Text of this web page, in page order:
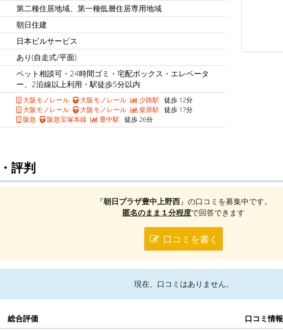
第二種住居地域、第一種低層住居専用地域
朝日住建
日本ビルサービス
あり(自走式/平面)
ペット相談可・24時間ゴミ・宅配ボックス・エレベータ
ー、2沿線以上利用・駅徒歩5分以内
大阪モノレール 大阪モノレール 少路駅 徒歩 12分
大阪モノレール
大阪モノレール 柴原駅 徒歩 17分
阪急
阪急宝塚本線 豊中駅 徒歩 26分
評判
『朝日プラザ豊中上野西』の口コミを募集中です。
匿名のまま１分程度で回答できます
口コミを書く
現在、口コミはありません。
総合評価 口コミ情報